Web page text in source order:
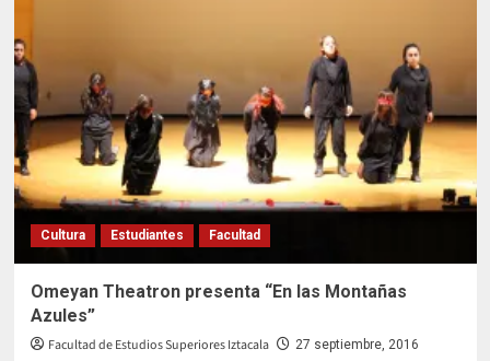
Psicología
en
el
ámbito
jurídico
Cultura Estudiantes Facultad
Omeyan Theatron presenta “En las Montañas
Azules”
Facultad de Estudios Superiores Iztacala 27 septiembre, 2016